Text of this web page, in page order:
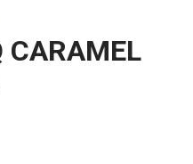
CARAMEL